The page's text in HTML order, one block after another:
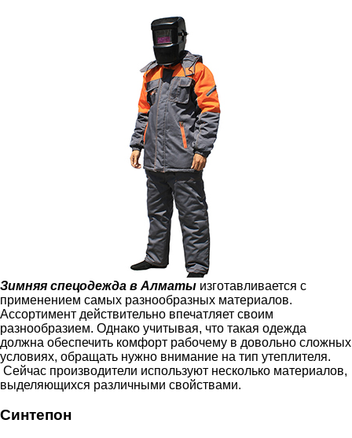
Зимняя спецодежда в Алматы изготавливается с
применением самых разнообразных материалов.
Ассортимент действительно впечатляет своим
разнообразием. Однако учитывая, что такая одежда
должна обеспечить комфорт рабочему в довольно сложных
условиях, обращать нужно внимание на тип утеплителя.
Сейчас производители используют несколько материалов,
выделяющихся различными свойствами.
Синтепон